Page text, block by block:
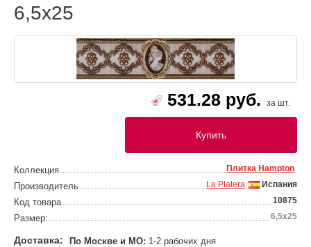
6,5x25
531.28 руб. за шт.
Купить
Коллекция Плитка Hampton
Производитель Испания
La Platera
Код товара 10875
Размер: 6,5x25
Доставка: По Москве и МО: 1-2 рабочих дня